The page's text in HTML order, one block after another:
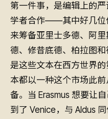
第一件事，是编辑上的
学者合作——其中好几
来筹备亚里士多德、阿
德、修昔底德、柏拉图
是这些文本在西方世界
本都以一种这个市场此
备。当 Erasmus 想要让
到了 Venice，与 Aldus